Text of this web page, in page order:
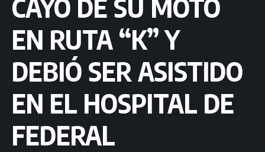
CAYÓ DE SU MOTO
EN RUTA “K” Y
DEBIÓ SER ASISTIDO
EN EL HOSPITAL DE
FEDERAL